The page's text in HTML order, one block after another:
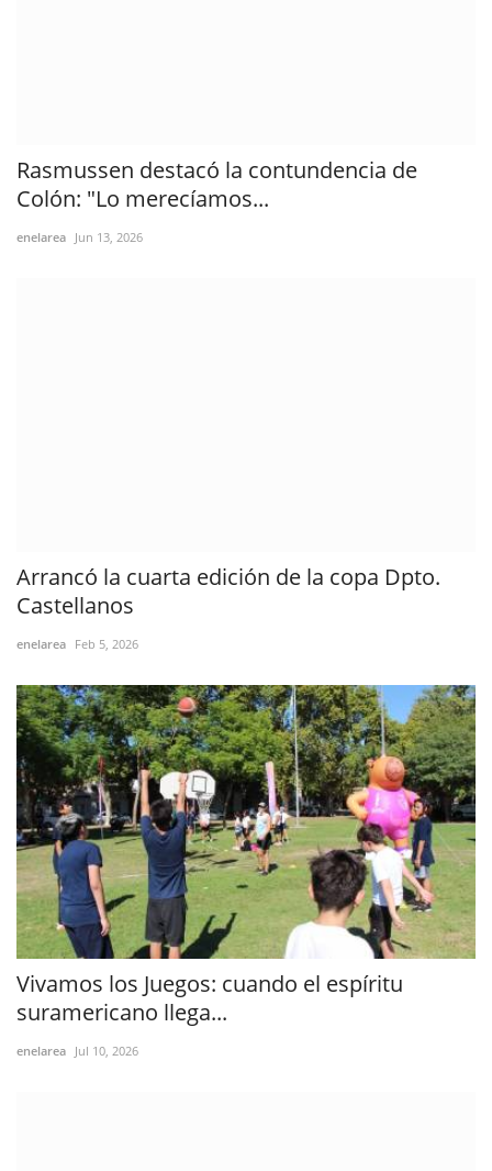
Rasmussen destacó la contundencia de
Colón: "Lo merecíamos...
enelarea Jun 13, 2026
Arrancó la cuarta edición de la copa Dpto.
Castellanos
enelarea Feb 5, 2026
Vivamos los Juegos: cuando el espíritu
suramericano llega...
enelarea Jul 10, 2026